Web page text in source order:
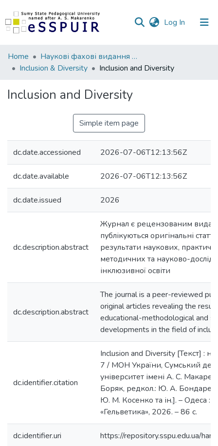
Log In (current)
Communities
&
All of DSpace
Home
Наукові фахові видання СумДПУ
Inclusion & Diversity
Inclusion and Diversity
Inclusion and Diversity
Simple item page
dc.date.accessioned 2026-07-06T12:13:56Z
dc.date.available 2026-07-06T12:13:56Z
dc.date.issued 2026
dc.description.abstract
Журнал є рецензованим
публікуються оригінальні
результати наукових,
методичних та науково-
інклюзивної освіти
dc.description.abstract
The journal is a peer-reviewed
original articles revealing the
educational-methodological and
developments in the field of
dc.identifier.citation
Inclusion and Diversity [Текст] :
7 / МОН України, Сумський
університет імені А. С.
Боряк, редкол.: Ю. А.
Ю. М. Косенко та ін.]. – Одеса :
«Гельветика», 2026. – 86 с.
dc.identifier.uri https://repository.sspu.edu.ua/